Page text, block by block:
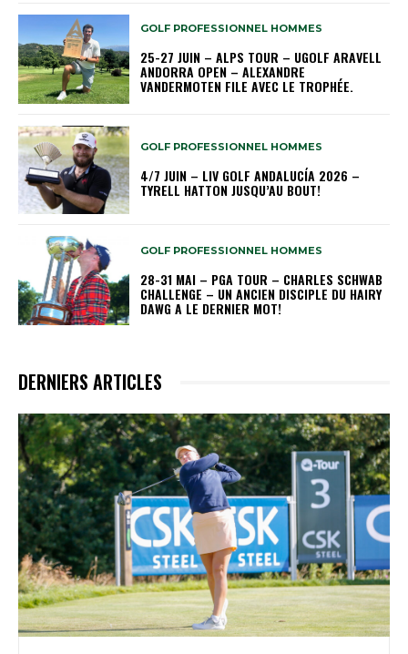
GOLF PROFESSIONNEL HOMMES
25-27 JUIN – ALPS TOUR – UGOLF ARAVELL
ANDORRA OPEN – ALEXANDRE
VANDERMOTEN FILE AVEC LE TROPHÉE.
GOLF PROFESSIONNEL HOMMES
4/7 JUIN – LIV GOLF ANDALUCÍA 2026 –
TYRELL HATTON JUSQU’AU BOUT!
GOLF PROFESSIONNEL HOMMES
28-31 MAI – PGA TOUR – CHARLES SCHWAB
CHALLENGE – UN ANCIEN DISCIPLE DU HAIRY
DAWG A LE DERNIER MOT!
DERNIERS ARTICLES